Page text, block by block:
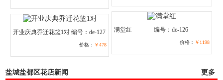
开业庆典乔迁花篮1对 编号：de-127
价格： ￥478
满堂红 编号：de-126
价格： ￥1198
盐城盐都区花店新闻 更多